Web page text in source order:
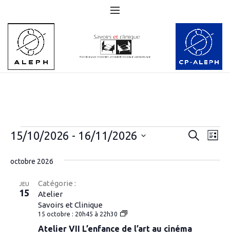
Évènements
15/10/2026 - 16/11/2026
une
octobre 2026
JEU
15
Atelier VII L’enfance de l’art au cinéma
Catégorie :
Atelier
Savoirs et Clinique
15 octobre : 20h45 à 22h30
Atelier
L’enfance